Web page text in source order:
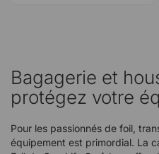
Bagagerie et
protégez votre
Pour les passionnés de foil,
équipement est primordial. La